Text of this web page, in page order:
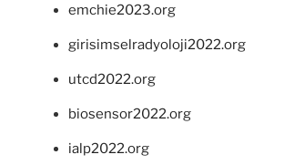
emchie2023.org
girisimselradyoloji2022.org
utcd2022.org
biosensor2022.org
ialp2022.org